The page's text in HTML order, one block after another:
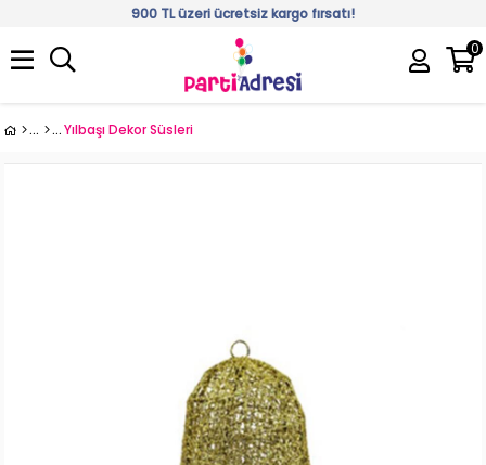
900 TL üzeri ücretsiz kargo fırsatı!
0
Üye Girişi
Yılbaşı Dekor Süsleri